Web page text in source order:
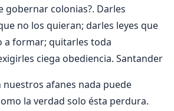
gobernar colonias?. Darles
no los quieran; darles leyes que
a formar; quitarles toda
ciega obediencia. Santander
nuestros afanes nada puede
la verdad solo ésta perdura.